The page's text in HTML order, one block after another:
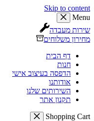
Skip to content
Menu
שירות מעבדה
מחירון משלוחים
דף הבית
חנות
הדפסה בעיצוב אישי
אודותנו
השירותים שלנו
תקנון אתר
Shopping Cart